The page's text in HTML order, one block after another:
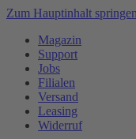
Zum Hauptinhalt springen
Magazin
Support
Jobs
Filialen
Versand
Leasing
Widerruf